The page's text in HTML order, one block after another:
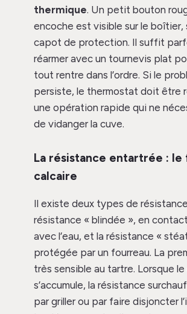
thermique. Un petit bouton
encoche est visible sur le boîtier,
capot de protection. Il suffit
réarmer avec un tournevis plat
tout rentre dans l’ordre. Si le
persiste, le thermostat doit être
une opération rapide qui ne
de vidanger la cuve.
La résistance entartrée : le
calcaire
Il existe deux types de
résistance « blindée », en
avec l’eau, et la résistance «
protégée par un fourreau. La
très sensible au tartre. Lorsque le
s’accumule, la résistance
par griller ou par faire disjoncter